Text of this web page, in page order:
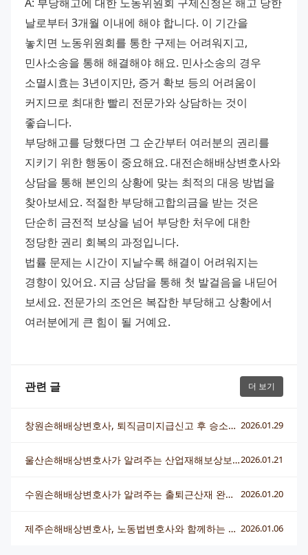
날로부터 3개월 이내에 해야 합니다. 이 기간을
놓치면 노동위원회를 통한 구제는 어려워지고,
민사소송을 통해 해결해야 해요. 민사소송의 경우
소멸시효는 3년이지만, 증거 확보 등의 어려움이
커지므로 최대한 빨리 전문가와 상담하는 것이
좋습니다.
부당해고를 당했다면 그 순간부터 여러분의 권리를
지키기 위한 행동이 중요해요. 대전손해배상변호사와
상담을 통해 본인의 상황에 맞는 최적의 대응 방법을
찾아보세요. 적절한 부당해고합의금을 받는 것은
단순히 금전적 보상을 넘어 부당한 처우에 대한
정당한 권리 회복의 과정입니다.
법률 문제는 시간이 지날수록 해결이 어려워지는
경향이 있어요. 지금 상담을 통해 첫 발걸음을 내딛어
보세요. 전문가의 조언은 복잡한 부당해고 상황에서
여러분에게 큰 힘이 될 거예요.
관련 글 더 보기
창원손해배상변호사, 퇴직금미지급신고 후 승소하는 핵심 전략 2026.01.29
울산손해배상변호사가 알려주는 산업재해보상보험법 완벽 가이드2026.01.21
수원손해배상변호사가 알려주는 출퇴근산재 완벽 대응법 2026.01.20
제주손해배상변호사, 노동법변호사와 함께하는 피해구제 전략 2026.01.06